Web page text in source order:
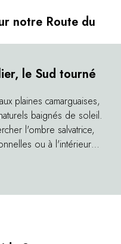
notre Route du
©
le Sud tourné
plaines camarguaises,
baignés de soleil.
l'ombre salvatrice,
ou à l'intérieur
et passion.
Aix-en-Provence,
d'un
aux tissus
lits, aux
Un
où
toujours
palais,
est une ville
et de ses
Sans oublier
terrasses de
Mirabeau, les